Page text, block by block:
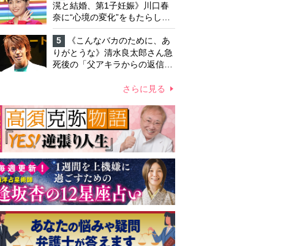
滉と結婚、第1子妊娠》川口春
奈に“心境の変化”をもたらした
主演映画『ママせか』 身を削
って「がんに蝕まれる母」を演
じた壮絶な撮影現場
5
《こんなバカのために、あ
りがとうな》清水良太郎さん急
死後の「父アキラからの返信」
さらに見る